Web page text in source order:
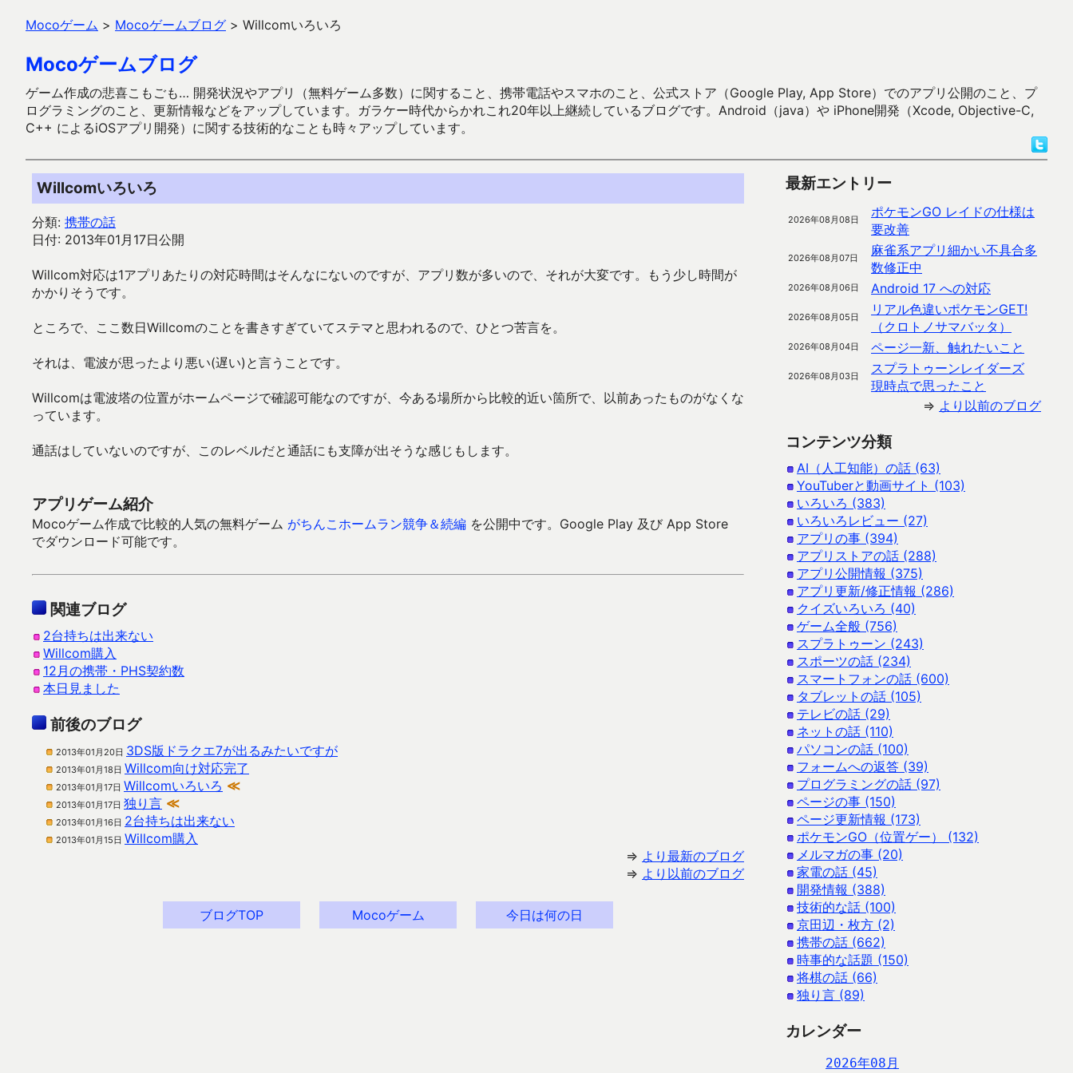
Mocoゲーム > Mocoゲームブログ > Willcomいろいろ
Mocoゲームブログ
ゲーム作成の悲喜こもごも… 開発状況やアプリ（無料ゲーム多数）に関すること、携帯電話やスマホのこと、公式ストア（Google Play, App Store）でのアプリ公開のこと、プ
ログラミングのこと、更新情報などをアップしています。ガラケー時代からかれこれ20年以上継続しているブログです。Android（java）や iPhone開発（Xcode, Objective-C,
C++ によるiOSアプリ開発）に関する技術的なことも時々アップしています。
Willcomいろいろ
分類: 携帯の話
日付: 2013年01月17日公開
Willcom対応は1アプリあたりの対応時間はそんなにないのですが、アプリ数が多いので、それが大変です。もう少し時間が
かかりそうです。
ところで、ここ数日Willcomのことを書きすぎていてステマと思われるので、ひとつ苦言を。
それは、電波が思ったより悪い(遅い)と言うことです。
Willcomは電波塔の位置がホームページで確認可能なのですが、今ある場所から比較的近い箇所で、以前あったものがなくな
っています。
通話はしていないのですが、このレベルだと通話にも支障が出そうな感じもします。
アプリゲーム紹介
Mocoゲーム作成で比較的人気の無料ゲーム がちんこホームラン競争＆続編 を公開中です。Google Play 及び App Store
でダウンロード可能です。
関連ブログ
2台持ちは出来ない
Willcom購入
12月の携帯・PHS契約数
本日見ました
前後のブログ
2013年01月20日 3DS版ドラクエ7が出るみたいですが
2013年01月18日 Willcom向け対応完了
2013年01月17日 Willcomいろいろ ≪
2013年01月17日 独り言 ≪
2013年01月16日 2台持ちは出来ない
2013年01月15日 Willcom購入
⇒ より最新のブログ
⇒ より以前のブログ
ブログTOP Mocoゲーム 今日は何の日
最新エントリー
2026年08月08日
ポケモンGO レイドの仕様は
要改善
2026年08月07日
麻雀系アプリ細かい不具合多
数修正中
2026年08月06日 Android 17 への対応
2026年08月05日
リアル色違いポケモンGET!
（クロトノサマバッタ）
2026年08月04日 ページ一新、触れたいこと
2026年08月03日
スプラトゥーンレイダーズ
現時点で思ったこと
⇒ より以前のブログ
コンテンツ分類
AI（人工知能）の話 (63)
YouTuberと動画サイト (103)
いろいろ (383)
いろいろレビュー (27)
アプリの事 (394)
アプリストアの話 (288)
アプリ公開情報 (375)
アプリ更新/修正情報 (286)
クイズいろいろ (40)
ゲーム全般 (756)
スプラトゥーン (243)
スポーツの話 (234)
スマートフォンの話 (600)
タブレットの話 (105)
テレビの話 (29)
ネットの話 (110)
パソコンの話 (100)
フォームへの返答 (39)
プログラミングの話 (97)
ページの事 (150)
ページ更新情報 (173)
ポケモンGO（位置ゲー） (132)
メルマガの事 (20)
家電の話 (45)
開発情報 (388)
技術的な話 (100)
京田辺・枚方 (2)
携帯の話 (662)
時事的な話題 (150)
将棋の話 (66)
独り言 (89)
カレンダー
2026年08月